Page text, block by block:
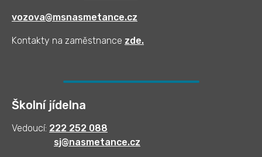
vozova@msnasmetance.cz
Kontakty na zaměstnance zde.
Školní jídelna
Vedoucí: 222 252 088
sj@nasmetance.cz